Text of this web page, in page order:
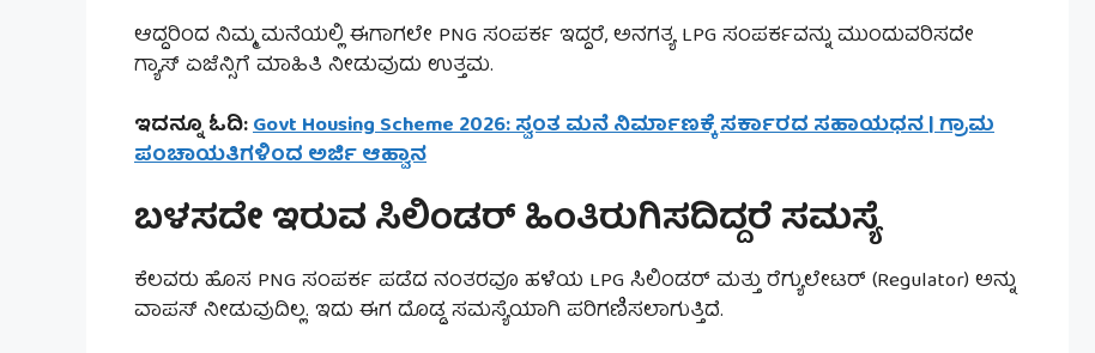
ಆದ್ದರಿಂದ ನಿಮ್ಮ ಮನೆಯಲ್ಲಿ ಈಗಾಗಲೇ PNG ಸಂಪರ್ಕ ಇದ್ದರೆ, ಅನಗತ್ಯ LPG ಸಂಪರ್ಕವನ್ನು ಮುಂದುವರಿಸದೇ
ಗ್ಯಾಸ್ ಏಜೆನ್ಸಿಗೆ ಮಾಹಿತಿ ನೀಡುವುದು ಉತ್ತಮ.
ಇದನ್ನೂ ಓದಿ:Govt Housing Scheme 2026: ಸ್ವಂತ ಮನೆ ನಿರ್ಮಾಣಕ್ಕೆ ಸರ್ಕಾರದ ಸಹಾಯಧನ | ಗ್ರಾಮ
ಪಂಚಾಯತಿಗಳಿಂದ ಅರ್ಜಿ ಆಹ್ವಾನ
ಬಳಸದೇ ಇರುವ ಸಿಲಿಂಡರ್ ಹಿಂತಿರುಗಿಸದಿದ್ದರೆ ಸಮಸ್ಯೆ
ಕೆಲವರು ಹೊಸ PNG ಸಂಪರ್ಕ ಪಡೆದ ನಂತರವೂ ಹಳೆಯ LPG ಸಿಲಿಂಡರ್ ಮತ್ತು ರೆಗ್ಯುಲೇಟರ್ (Regulator) ಅನ್ನು
ವಾಪಸ್ ನೀಡುವುದಿಲ್ಲ. ಇದು ಈಗ ದೊಡ್ಡ ಸಮಸ್ಯೆಯಾಗಿ ಪರಿಗಣಿಸಲಾಗುತ್ತಿದೆ.